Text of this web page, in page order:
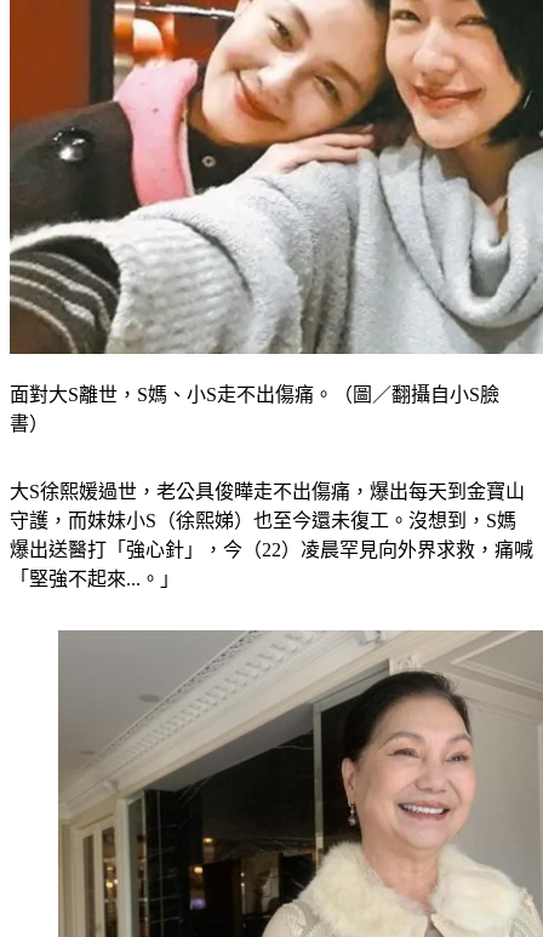
面對大S離世，S媽、小S走不出傷痛。（圖／翻攝自小S臉
書）
大S徐熙媛過世，老公具俊曄走不出傷痛，爆出每天到金寶山
守護，而妹妹小S（徐熙娣）也至今還未復工。沒想到，S媽
爆出送醫打「強心針」，今（22）凌晨罕見向外界求救，痛喊
「堅強不起來...。」